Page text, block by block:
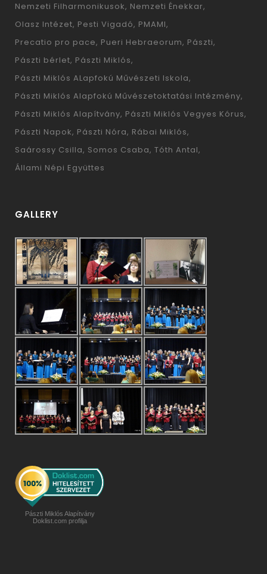
Nemzeti Filharmonikusok Nemzeti Énekkar
Olasz Intézet Pesti Vigadó PMAMI
Precatio pro pace Pueri Hebraeorum Pászti
Pászti bérlet Pászti Miklós
Pászti Miklós ALapfokú Művészeti Iskola
Pászti Miklós Alapfokú Művészetoktatási Intézmény
Pászti Miklós Alapítvány Pászti Miklós Vegyes Kórus
Pászti Napok Pászti Nóra Rábai Miklós
Saárossy Csilla Somos Csaba Tóth Antal
Állami Népi Együttes
GALLERY
Pászti Miklós Alapítvány
Doklist.com profilja